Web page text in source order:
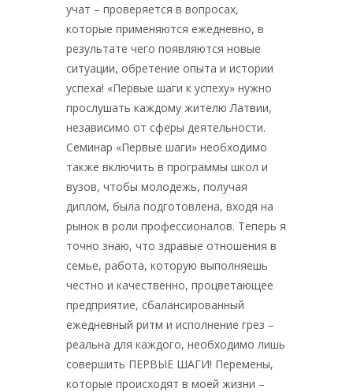
учат – проверяется в вопросах,
которые применяются ежедневно, в
результате чего появляются новые
ситуации, обретение опыта и истории
успеха! «Первые шаги к успеху» нужно
прослушать каждому жителю Латвии,
независимо от сферы деятельности.
Семинар «Первые шаги» необходимо
также включить в программы школ и
вузов, чтобы молодежь, получая
диплом, была подготовлена, входя на
рынок в роли профессионалов. Теперь я
точно знаю, что здравые отношения в
семье, работа, которую выполняешь
честно и качественно, процветающее
предприятие, сбалансированный
ежедневный ритм и исполнение грез –
реальна для каждого, необходимо лишь
совершить ПЕРВЫЕ ШАГИ! Перемены,
которые происходят в моей жизни –